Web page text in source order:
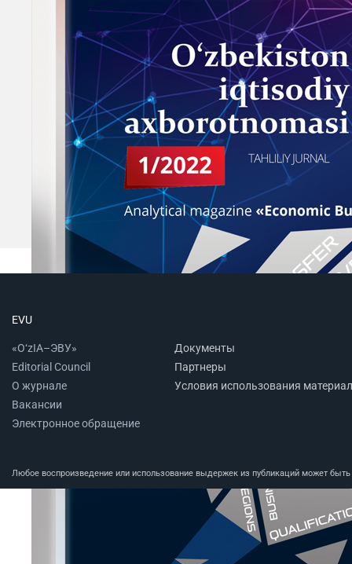
EVU
«O‘zIA–ЭВУ»
Editorial Council
О журнале
Вакансии
Электронное обращение
Документы
Партнеры
Условия использования
Любое воспроизведение или использование выдержек из публикаций может